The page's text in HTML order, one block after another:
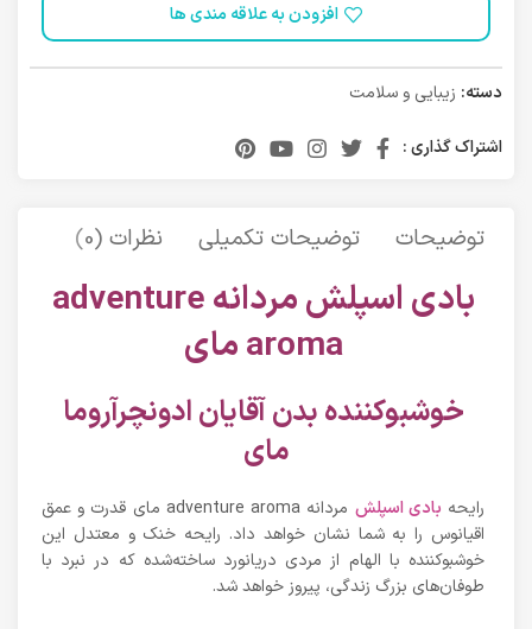
افزودن به علاقه مندی ها
دسته: زیبایی و سلامت
اشتراک گذاری :
توضیحات توضیحات تکمیلی نظرات (0)
بادی اسپلش مردانه adventure
aroma مای
خوشبوکننده بدن آقایان ادونچرآروما
مای
رایحه بادی اسپلش
مردانه adventure aroma مای قدرت و عمق
اقیانوس را به شما نشان خواهد داد. رایحه خنک و معتدل این
خوشبوکننده با الهام از مردی دریانورد ساخته‌شده که در نبرد با
طوفان‌های بزرگ زندگی، پیروز خواهد شد.